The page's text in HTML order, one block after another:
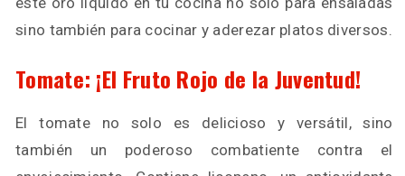
sino también para cocinar y aderezar platos diversos.
Tomate: ¡El Fruto Rojo de la Juventud!
El tomate no solo es delicioso y versátil, sino
también un poderoso combatiente contra el